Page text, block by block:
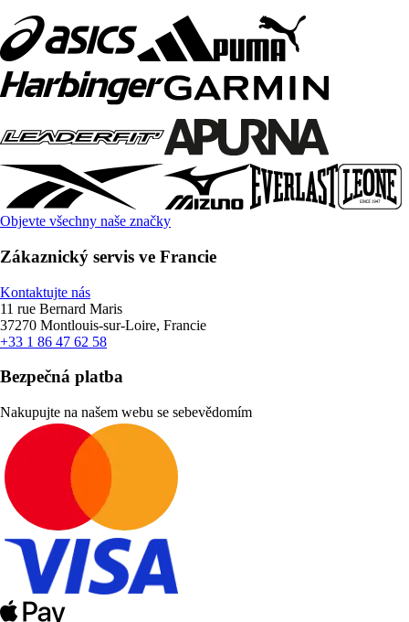
Objevte všechny naše značky
Zákaznický servis ve Francie
Kontaktujte nás
11 rue Bernard Maris
37270 Montlouis-sur-Loire, Francie
+33 1 86 47 62 58
Bezpečná platba
Nakupujte na našem webu se sebevědomím